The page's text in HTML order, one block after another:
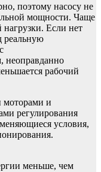
поэтому насосу не
мощности. Чаще
Если нет
реальную
неоправданно
рабочий
моторами и
регулирования
условия,
меньше, чем